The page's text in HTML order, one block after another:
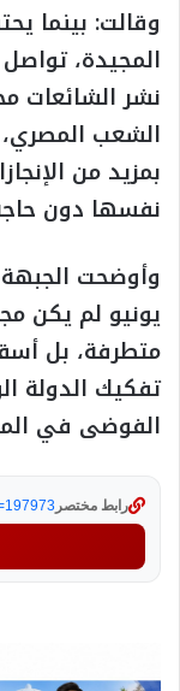
وقالت: بينما
المجيدة،
نشر الشائعات
الشعب المصري،
بمزيد من
نفسها دون
يونيو لم يكن
متطرفة، بل
تفكيك الدولة
الفوضى في
رابط مختصر